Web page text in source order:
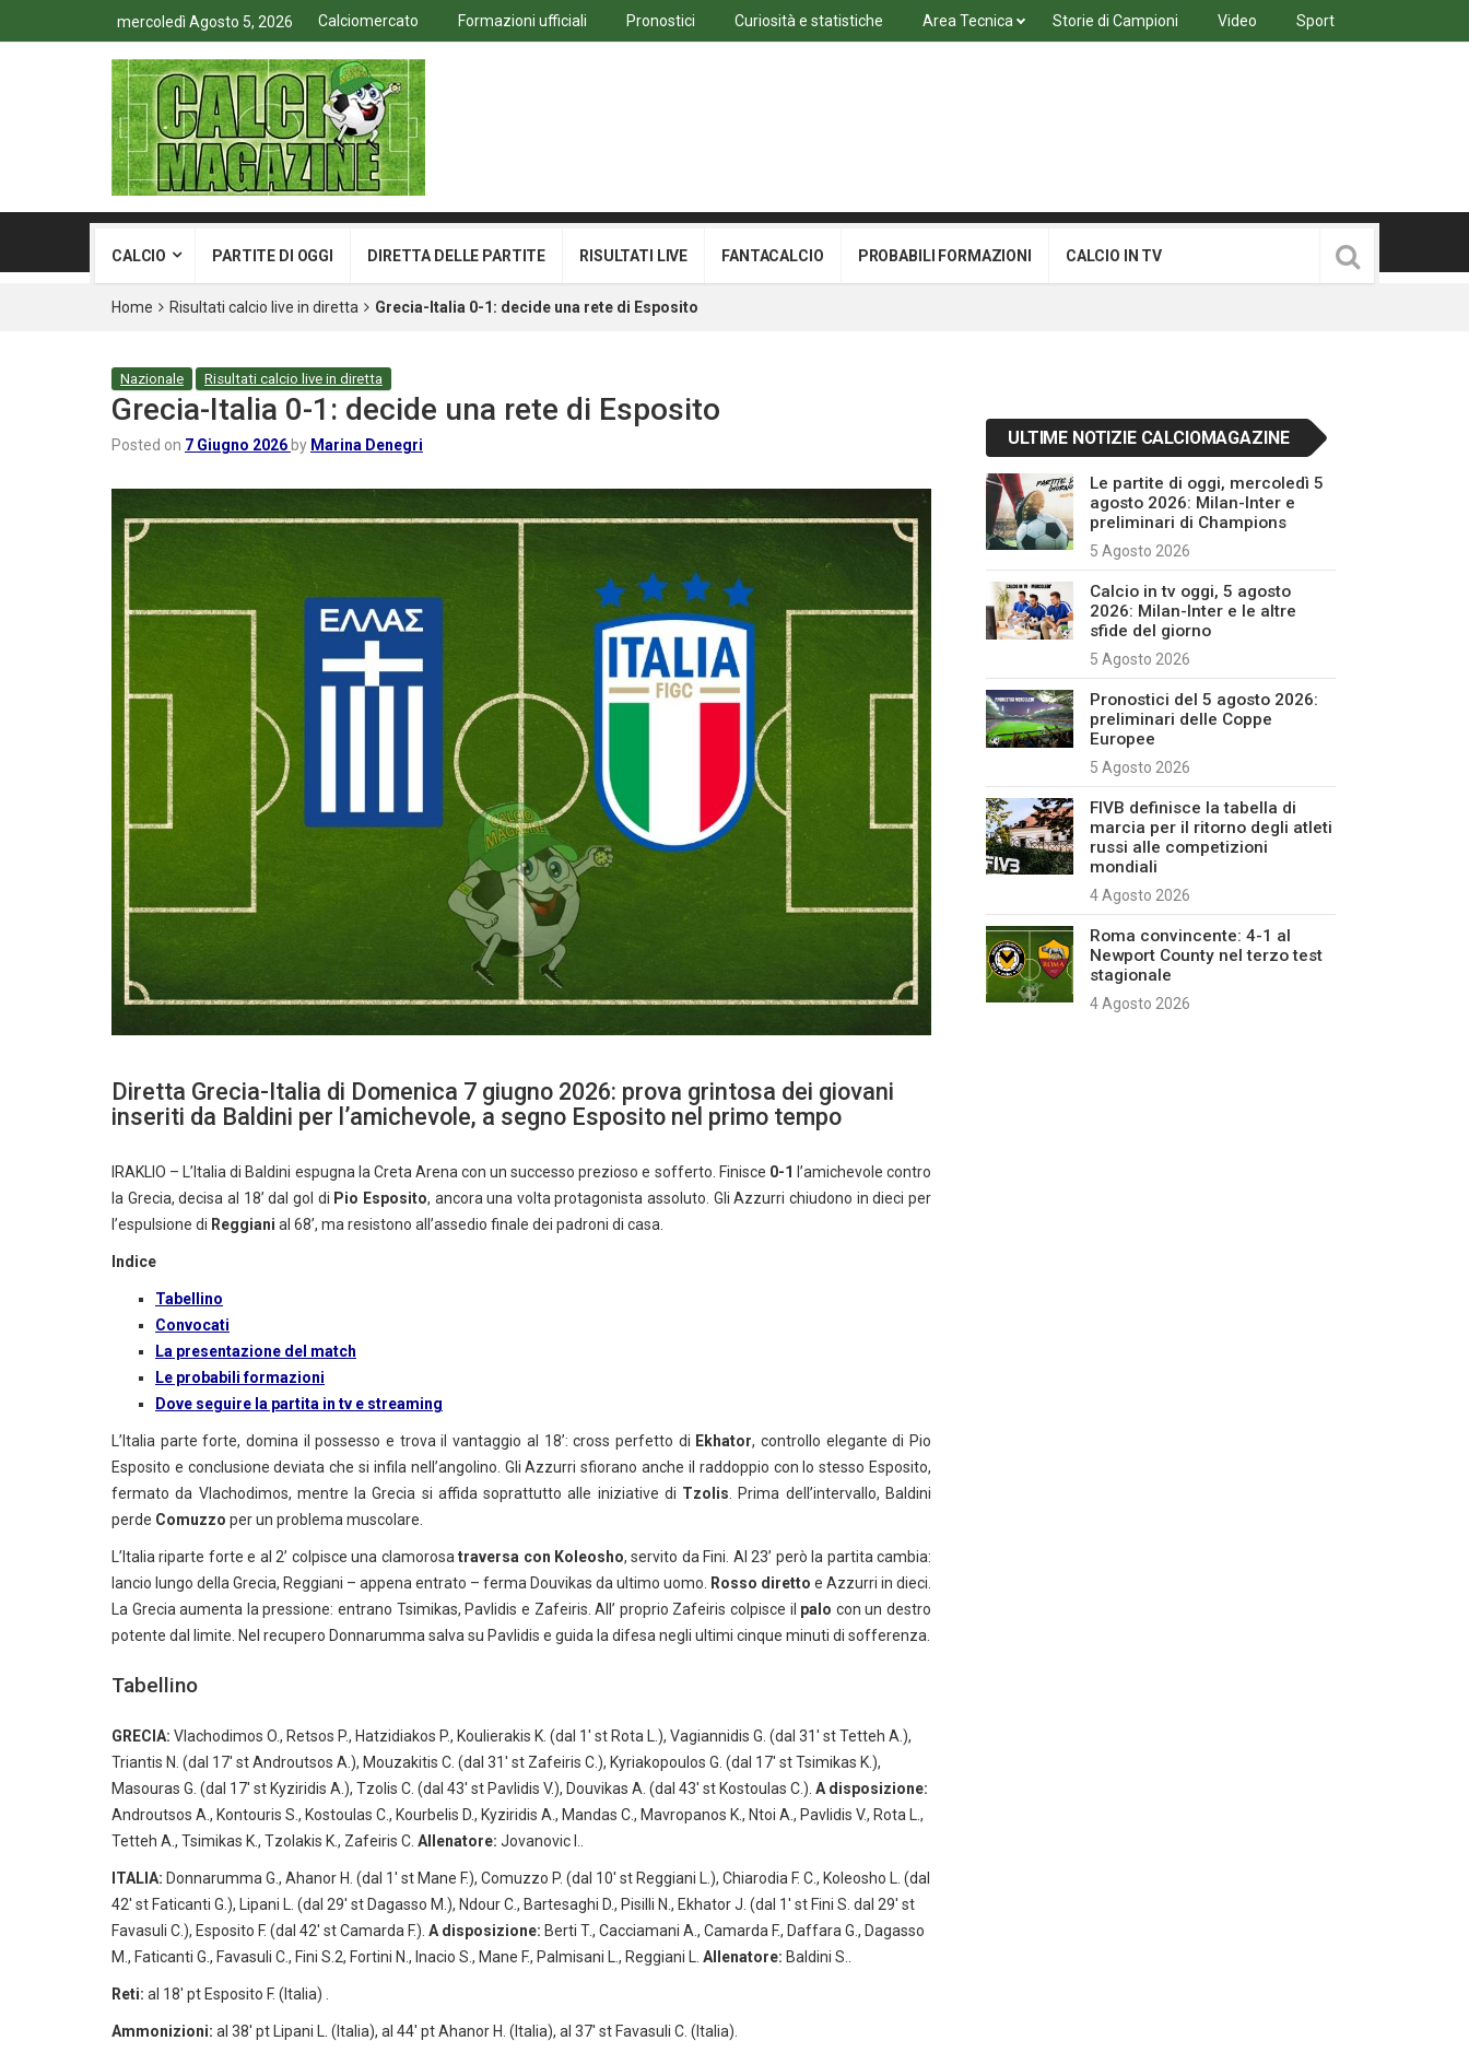
mercoledì Agosto 5, 2026 Calciomercato Formazioni ufficiali Pronostici Curiosità e statistiche Area Tecnica Storie di Campioni Video Sport
CALCIO PARTITE DI OGGI DIRETTA DELLE PARTITE RISULTATI LIVE FANTACALCIO PROBABILI FORMAZIONI CALCIO IN TV
Home Risultati calcio live in diretta Grecia-Italia 0-1: decide una rete di Esposito
Nazionale Risultati calcio live in diretta
Grecia-Italia 0-1: decide una rete di Esposito
Posted on 7 Giugno 2026 by Marina Denegri
Diretta Grecia-Italia di Domenica 7 giugno 2026: prova grintosa dei giovani
inseriti da Baldini per l’amichevole, a segno Esposito nel primo tempo
IRAKLIO – L’Italia di Baldini espugna la Creta Arena con un successo prezioso e sofferto. Finisce 0-1 l’amichevole contro
la Grecia, decisa al 18’ dal gol di Pio Esposito, ancora una volta protagonista assoluto. Gli Azzurri chiudono in dieci per
l’espulsione di Reggiani al 68’, ma resistono all’assedio finale dei padroni di casa.
Indice
Tabellino
Convocati
La presentazione del match
Le probabili formazioni
Dove seguire la partita in tv e streaming
L’Italia parte forte, domina il possesso e trova il vantaggio al 18’: cross perfetto di Ekhator, controllo elegante di Pio
Esposito e conclusione deviata che si infila nell’angolino. Gli Azzurri sfiorano anche il raddoppio con lo stesso Esposito,
fermato da Vlachodimos, mentre la Grecia si affida soprattutto alle iniziative di Tzolis . Prima dell’intervallo, Baldini
perde Comuzzo per un problema muscolare.
L’Italia riparte forte e al 2’ colpisce una clamorosatraversa con Koleosho, servito da Fini. Al 23’ però la partita cambia:
lancio lungo della Grecia, Reggiani – appena entrato – ferma Douvikas da ultimo uomo.
Rosso diretto e Azzurri in dieci.
La Grecia aumenta la pressione: entrano Tsimikas, Pavlidis e Zafeiris. All’ proprio Zafeiris colpisce il palo con un destro
potente dal limite. Nel recupero Donnarumma salva su Pavlidis e guida la difesa negli ultimi cinque minuti di sofferenza.
Tabellino
GRECIA: Vlachodimos O., Retsos P., Hatzidiakos P., Koulierakis K. (dal 1′ st Rota L.), Vagiannidis G. (dal 31′ st Tetteh A.),
Triantis N. (dal 17′ st Androutsos A.), Mouzakitis C. (dal 31′ st Zafeiris C.), Kyriakopoulos G. (dal 17′ st Tsimikas K.),
Masouras G. (dal 17′ st Kyziridis A.), Tzolis C. (dal 43′ st Pavlidis V.), Douvikas A. (dal 43′ st Kostoulas C.). A disposizione:
Androutsos A., Kontouris S., Kostoulas C., Kourbelis D., Kyziridis A., Mandas C., Mavropanos K., Ntoi A., Pavlidis V., Rota L.,
Tetteh A., Tsimikas K., Tzolakis K., Zafeiris C. Allenatore: Jovanovic I..
ITALIA: Donnarumma G., Ahanor H. (dal 1′ st Mane F.), Comuzzo P. (dal 10′ st Reggiani L.), Chiarodia F. C., Koleosho L. (dal
42′ st Faticanti G.), Lipani L. (dal 29′ st Dagasso M.), Ndour C., Bartesaghi D., Pisilli N., Ekhator J. (dal 1′ st Fini S. dal 29′ st
Favasuli C.), Esposito F. (dal 42′ st Camarda F.). A disposizione: Berti T., Cacciamani A., Camarda F., Daffara G., Dagasso
M., Faticanti G., Favasuli C., Fini S.2, Fortini N., Inacio S., Mane F., Palmisani L., Reggiani L. Allenatore: Baldini S..
Reti: al 18′ pt Esposito F. (Italia) .
Ammonizioni: al 38′ pt Lipani L. (Italia), al 44′ pt Ahanor H. (Italia), al 37′ st Favasuli C. (Italia).
ULTIME NOTIZIE CALCIOMAGAZINE
Le partite di oggi, mercoledì 5
agosto 2026: Milan-Inter e
preliminari di Champions
5 Agosto 2026
Calcio in tv oggi, 5 agosto
2026: Milan-Inter e le altre
sfide del giorno
5 Agosto 2026
Pronostici del 5 agosto 2026:
preliminari delle Coppe
Europee
5 Agosto 2026
FIVB definisce la tabella di
marcia per il ritorno degli atleti
russi alle competizioni
mondiali
4 Agosto 2026
Roma convincente: 4-1 al
Newport County nel terzo test
stagionale
4 Agosto 2026